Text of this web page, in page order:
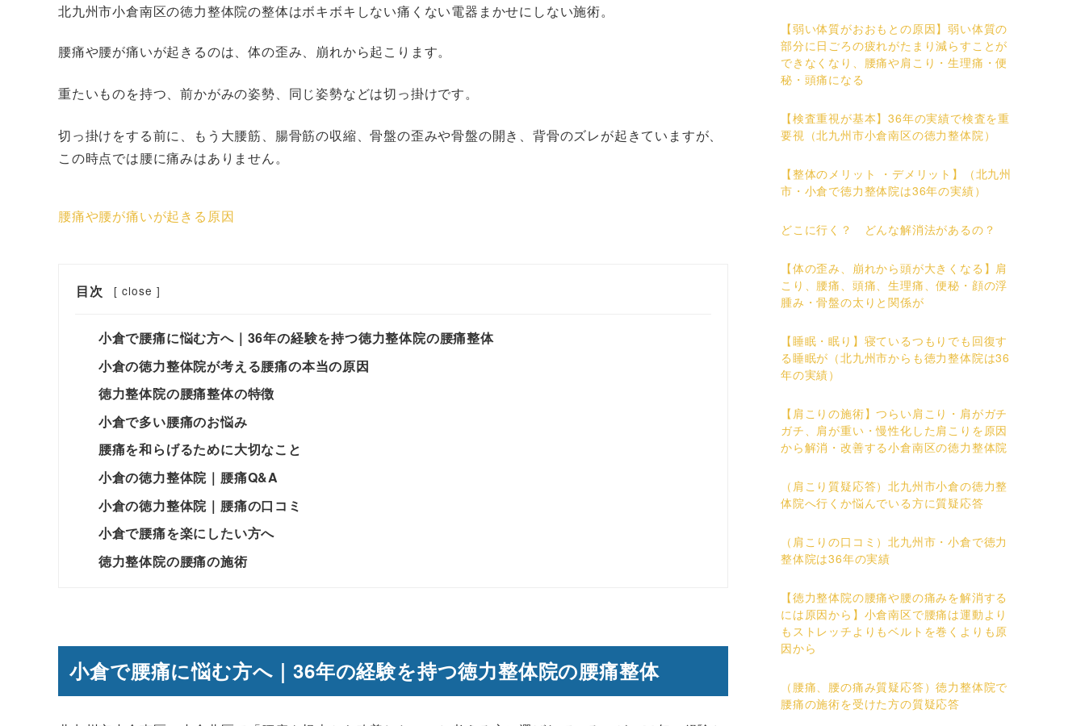
北九州市小倉南区の徳力整体院の整体はボキボキしない痛くない電器まかせにしない施術。
腰痛や腰が痛いが起きるのは、体の歪み、崩れから起こります。
重たいものを持つ、前かがみの姿勢、同じ姿勢などは切っ掛けです。
切っ掛けをする前に、もう大腰筋、腸骨筋の収縮、骨盤の歪みや骨盤の開き、背骨のズレが起きていますが、
この時点では腰に痛みはありません。
腰痛や腰が痛いが起きる原因
目次 [ close ]
小倉で腰痛に悩む方へ｜36年の経験を持つ徳力整体院の腰痛整体
小倉の徳力整体院が考える腰痛の本当の原因
徳力整体院の腰痛整体の特徴
小倉で多い腰痛のお悩み
腰痛を和らげるために大切なこと
小倉の徳力整体院｜腰痛Q&A
小倉の徳力整体院｜腰痛の口コミ
小倉で腰痛を楽にしたい方へ
徳力整体院の腰痛の施術
小倉で腰痛に悩む方へ｜36年の経験を持つ徳力整体院の腰痛整体
【弱い体質がおおもとの原因】弱い体質の
部分に日ごろの疲れがたまり減らすことが
できなくなり、腰痛や肩こり・生理痛・便
秘・頭痛になる
【検査重視が基本】36年の実績で検査を重
要視（北九州市小倉南区の徳力整体院）
【整体のメリット ・デメリット】（北九州
市・小倉で徳力整体院は36年の実績）
どこに行く？ どんな解消法があるの？
【体の歪み、崩れから頭が大きくなる】肩
こり、腰痛、頭痛、生理痛、便秘・顔の浮
腫み・骨盤の太りと関係が
【睡眠・眠り】寝ているつもりでも回復す
る睡眠が（北九州市からも徳力整体院は36
年の実績）
【肩こりの施術】つらい肩こり・肩がガチ
ガチ、肩が重い・慢性化した肩こりを原因
から解消・改善する小倉南区の徳力整体院
（肩こり質疑応答）北九州市小倉の徳力整
体院へ行くか悩んでいる方に質疑応答
（肩こりの口コミ）北九州市・小倉で徳力
整体院は36年の実績
【徳力整体院の腰痛や腰の痛みを解消する
には原因から】小倉南区で腰痛は運動より
もストレッチよりもベルトを巻くよりも原
因から
（腰痛、腰の痛み質疑応答）徳力整体院で
腰痛の施術を受けた方の質疑応答